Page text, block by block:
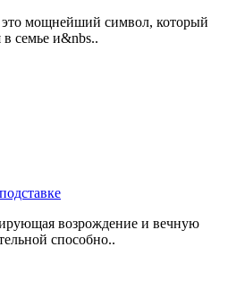
мощнейший символ, который
в семье и&nbs..
возрождение и вечную
способно..